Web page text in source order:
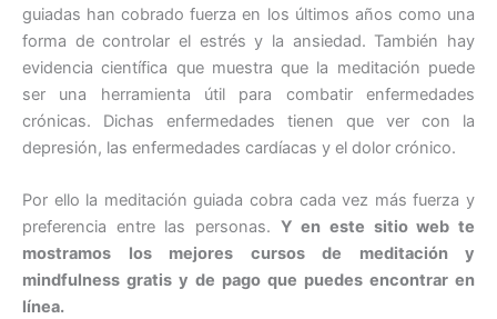
guiadas han cobrado fuerza en los últimos años como una
forma de controlar el estrés y la ansiedad. También hay
evidencia científica que muestra que la meditación puede
ser una herramienta útil para combatir enfermedades
crónicas. Dichas enfermedades tienen que ver con la
depresión, las enfermedades cardíacas y el dolor crónico.
Por ello la meditación guiada cobra cada vez más fuerza y
preferencia entre las personas. Y en este sitio web te
mostramos los mejores cursos de meditación y
mindfulness gratis y de pago que puedes encontrar en
línea.